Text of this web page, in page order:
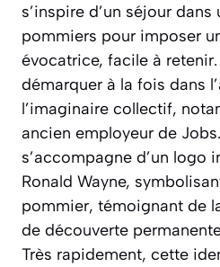
s’inspire d’un séjour
pommiers pour imposer
évocatrice, facile à
démarquer à la fois dans
l’imaginaire collectif,
ancien employeur de
s’accompagne d’un logo
Ronald Wayne,
pommier, témoignant de
de découverte
Très rapidement, cette